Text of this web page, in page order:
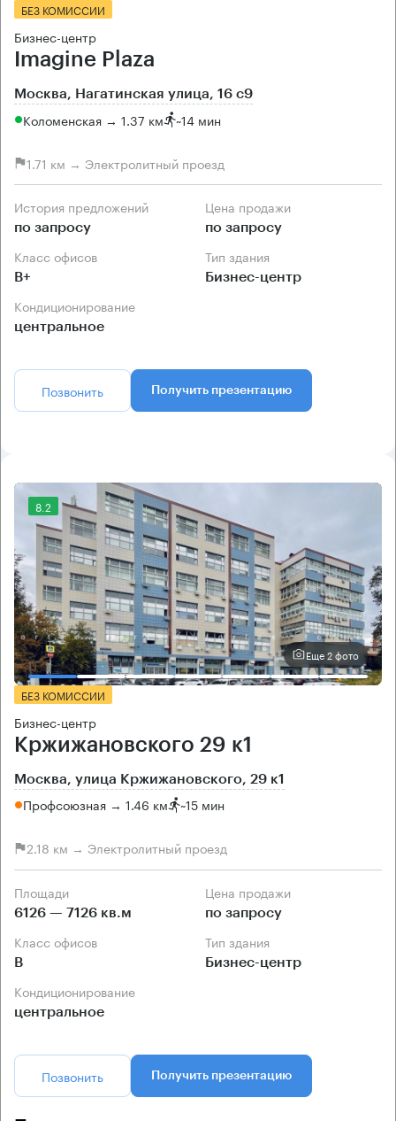
БЕЗ КОМИССИИ
Бизнес-центр
Imagine Plaza
Москва, Нагатинская улица, 16 с9
Коломенская → 1.37 км ~14 мин
1.71 км → Электролитный проезд
История предложений
по запросу
Цена продажи
по запросу
Класс офисов
B+
Тип здания
Бизнес-центр
Кондиционирование
центральное
Позвонить Получить презентацию
8.2
Еще 2 фото
БЕЗ КОМИССИИ
Бизнес-центр
Кржижановского 29 к1
Москва, улица Кржижановского, 29 к1
Профсоюзная → 1.46 км ~15 мин
2.18 км → Электролитный проезд
Площади
6126 — 7126 кв.м
Цена продажи
по запросу
Класс офисов
B
Тип здания
Бизнес-центр
Кондиционирование
центральное
Позвонить Получить презентацию